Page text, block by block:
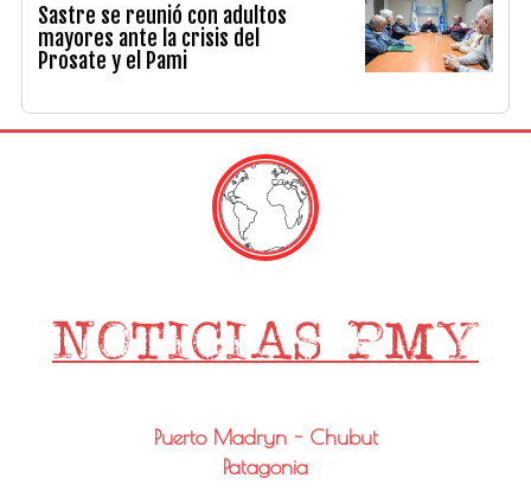
Sastre se reunió con adultos
mayores ante la crisis del
Prosate y el Pami
Puerto Madryn - Chubut
Patagonia